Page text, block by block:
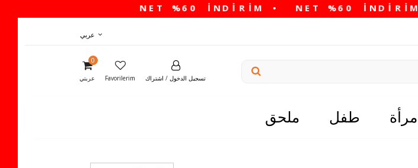
عربي
تسجيل الدخول / اشتراك Favorilerim
0
عربتي
امرأة طفل ملحق